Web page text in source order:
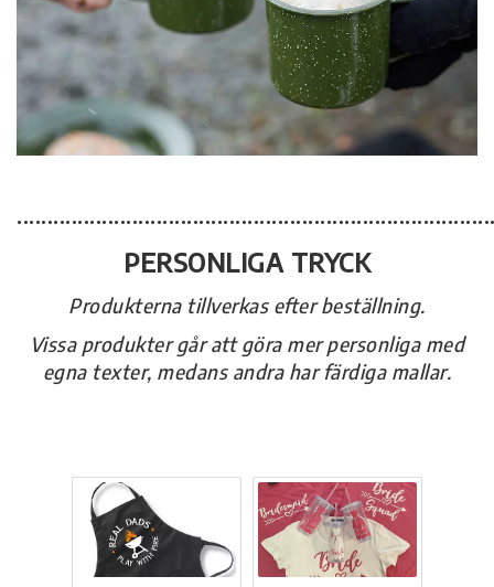
PERSONLIGA TRYCK
Produkterna tillverkas efter beställning.
Vissa produkter går att göra mer personliga med
egna texter, medans andra har färdiga mallar.